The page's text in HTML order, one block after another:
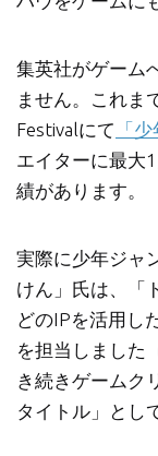
集英社がゲーム
ません。これま
Festivalにて
「
エイターに最大
績があります。
実際に少年ジャ
けん」氏は、「
どのIPを活用し
を担当しました
き続きゲームク
タイトル」とし